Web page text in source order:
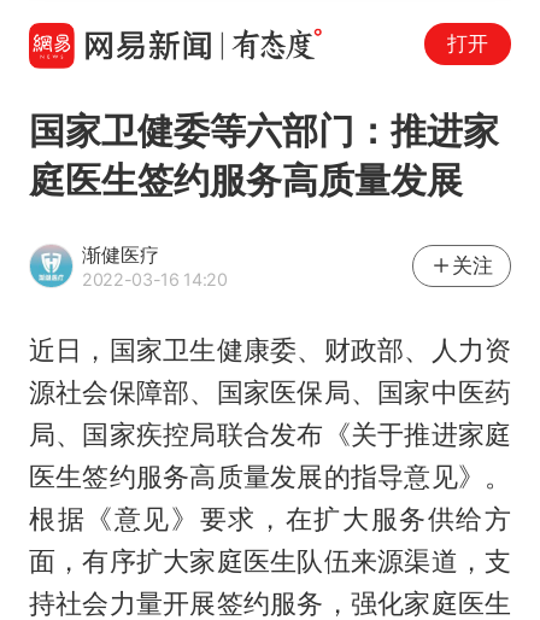
打开
国家卫健委等六部门：推进家
庭医生签约服务高质量发展
渐健医疗
2022-03-16 14:20
关注
近日，国家卫生健康委、财政部、人力资
源社会保障部、国家医保局、国家中医药
局、国家疾控局联合发布《关于推进家庭
医生签约服务高质量发展的指导意见》。
根据《意见》要求，在扩大服务供给方
面，有序扩大家庭医生队伍来源渠道，支
持社会力量开展签约服务，强化家庭医生